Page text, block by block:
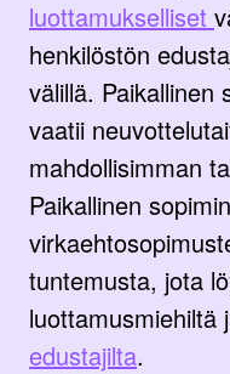
luottamukselliset
henkilöstön
välillä. Paikallinen
vaatii
mahdollisimman
Paikallinen
tuntemusta, jota
luottamusmiehiltä
edustajilta.